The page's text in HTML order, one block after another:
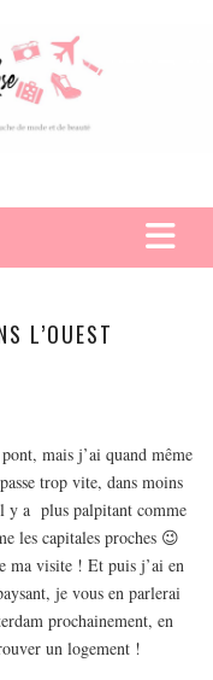
L’OUEST
mais j’ai quand même
trop vite, dans moins
y a plus palpitant comme
les capitales proches 😉
ma visite ! Et puis j’ai en
je vous en parlerai
prochainement, en
un logement !